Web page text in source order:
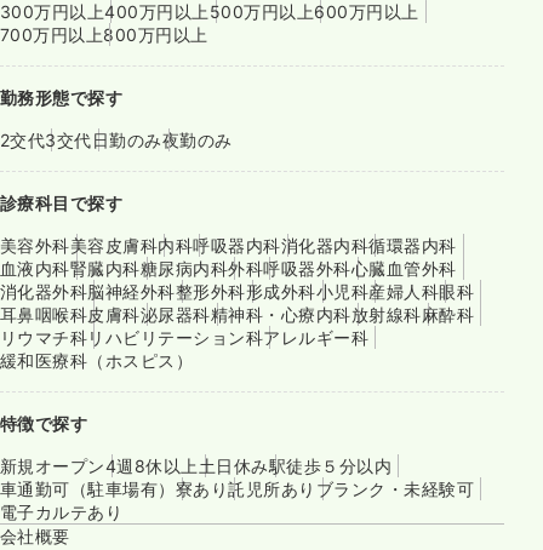
300万円以上400万円以上 500万円以上600万円以上
700万円以上800万円以上
勤務形態で探す
2交代3交代日勤のみ夜勤のみ
診療科目で探す
美容外科美容皮膚科内科呼吸器内科消化器内科循環器内科
血液内科腎臓内科糖尿病内科外科呼吸器外科心臓血管外科
消化器外科脳神経外科整形外科形成外科小児科産婦人科眼科
耳鼻咽喉科皮膚科泌尿器科精神科・心療内科放射線科麻酔科
リウマチ科リハビリテーション科アレルギー科
緩和医療科（ホスピス）
特徴で探す
新規オープン4週8休以上 土日休み駅徒歩５分以内
車通勤可（駐車場有） 寮あり託児所あり ブランク・未経験可
電子カルテあり
会社概要